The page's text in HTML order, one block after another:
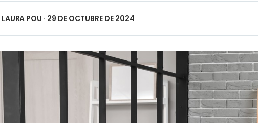
LAURA POU · 29 DE OCTUBRE DE 2024